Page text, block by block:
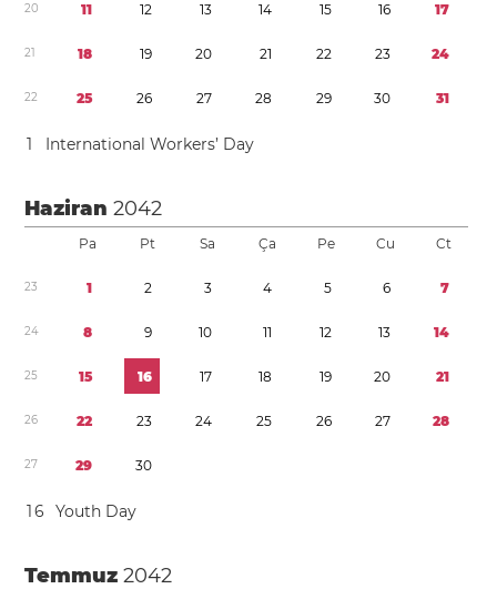
20 11 12 13 14 15 16 17
21 18 19 20 21 22 23 24
22 25 26 27 28 29 30 31
1 International Workers’ Day
Haziran2042
Pa Pt Sa Ça Pe Cu Ct
23 1 2 3 4 5 6 7
24 8 9 10 11 12 13 14
25 15 16 17 18 19 20 21
26 22 23 24 25 26 27 28
27 29 30
16 Youth Day
Temmuz2042